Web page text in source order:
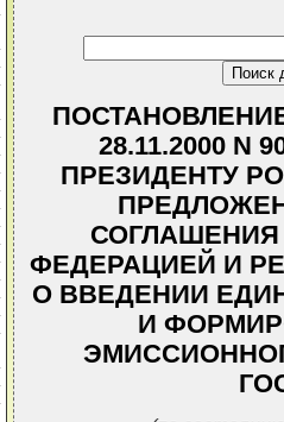
28.11.2000 N
ПРЕЗИДЕНТУ
ФЕДЕРАЦИЕЙ И
О ВВЕДЕНИИ
И